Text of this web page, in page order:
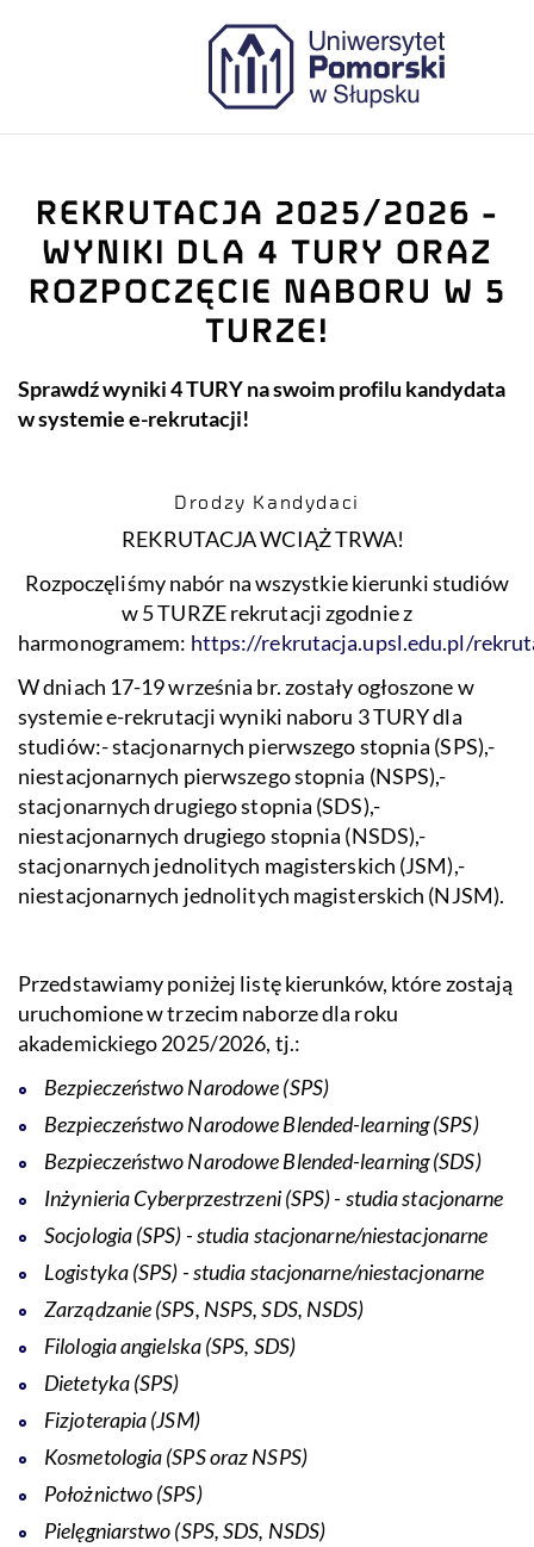
REKRUTACJA 2025/2026 -
WYNIKI DLA 4 TURY ORAZ
ROZPOCZĘCIE NABORU W 5
TURZE!
Sprawdź wyniki 4 TURY na swoim profilu kandydata
w systemie e-rekrutacji!
Drodzy Kandydaci
REKRUTACJA WCIĄŻ TRWA!
Rozpoczęliśmy nabór na wszystkie kierunki studiów
w 5 TURZE rekrutacji zgodnie z
harmonogramem: https://rekrutacja.upsl.edu.pl/
W dniach 17-19 września br. zostały ogłoszone w
systemie e-rekrutacji wyniki naboru 3 TURY dla
studiów:- stacjonarnych pierwszego stopnia (SPS),-
niestacjonarnych pierwszego stopnia (NSPS),-
stacjonarnych drugiego stopnia (SDS),-
niestacjonarnych drugiego stopnia (NSDS),-
stacjonarnych jednolitych magisterskich (JSM),-
niestacjonarnych jednolitych magisterskich (NJSM).
Przedstawiamy poniżej listę kierunków, które zostają
uruchomione w trzecim naborze dla roku
akademickiego 2025/2026, tj.:
Bezpieczeństwo Narodowe (SPS)
Bezpieczeństwo Narodowe Blended-learning (SPS)
Bezpieczeństwo Narodowe Blended-learning (SDS)
Inżynieria Cyberprzestrzeni (SPS) - studia stacjonarne
Socjologia (SPS) - studia stacjonarne/niestacjonarne
Logistyka (SPS) - studia stacjonarne/niestacjonarne
Zarządzanie (SPS, NSPS, SDS, NSDS)
Filologia angielska (SPS, SDS)
Dietetyka (SPS)
Fizjoterapia (JSM)
Kosmetologia (SPS oraz NSPS)
Położnictwo (SPS)
Pielęgniarstwo (SPS, SDS, NSDS)